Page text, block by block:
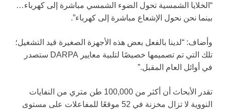
“الخلايا الشمسية تحول الضوء الشمسي مباشرة إلى كهرباء…
بينما نحن نحول الإشعاع مباشرة إلى كهرباء”.
وأضاف: “لدينا بالفعل بعض هذه الأجهزة الصغيرة قيد التشغيل؛
تلك التي تم تصميمها خصيصًا لتلبية معايير DARPA ستصدر
في أوائل العام المقبل.”
تقدر الأبحاث أن أكثر من 100,000 طن متري من النفايات
النووية لا تزال مخزنة في 52 موقعًا للمفاعلات على مستوى